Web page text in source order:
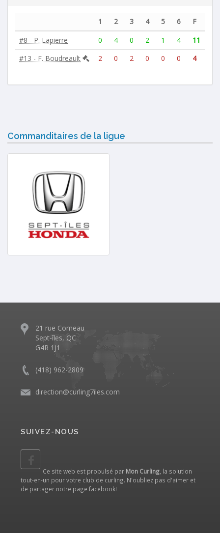
1 2 3 4 5 6
F
#8 - P. Lapierre
0 4 0 2 1 4
11
#13 - F. Boudreault
2 0 2 0 0 0 4
Commanditaires de la ligue
21 rue Comeau
Sept-îles, QC
G4R 1J1
(418) 962-2809
direction@curling7iles.com
SUIVEZ-NOUS
Ce site web est propulsé par Mon Curling , la solution
tout-en-un pour votre club de curling. N'oubliez pas d'aimer et
de partager notre page facebook!